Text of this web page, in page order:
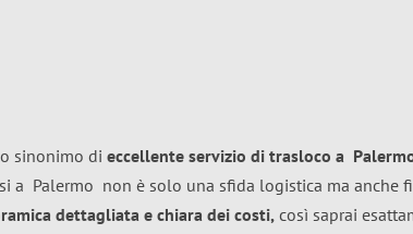
sinonimo di eccellente servizio di trasloco a
a Palermo non è solo una sfida logistica ma anche
dettagliata e chiara dei costi, così saprai